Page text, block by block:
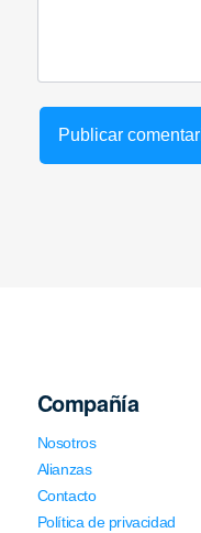
Compañía
Nosotros
Alianzas
Contacto
Política de privacidad